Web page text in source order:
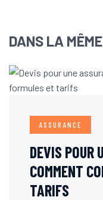
DANS LA
ASSURANCE
DEVIS POUR
COMMENT
TARIFS